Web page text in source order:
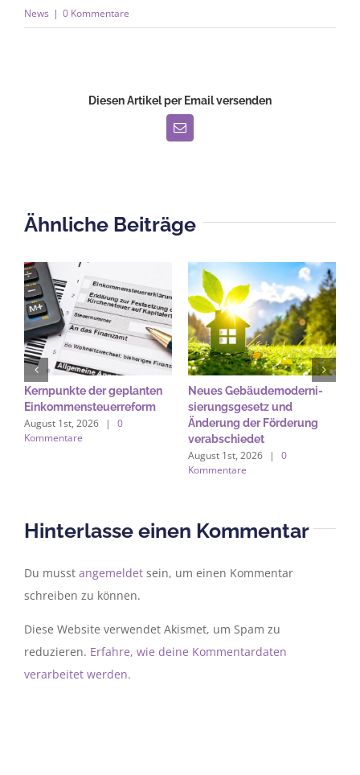
News | 0 Kommentare
Diesen Artikel per Email versenden
E-
Mail
Ähnliche Beiträge
Kernpunkte der geplanten
Einkommensteuerreform
August 1st, 2026 |
0
Kommentare
Neues Gebäude­moderni­
sierungs­gesetz und
Änderung der Förderung
verabschiedet
August 1st, 2026 |
0
Kommentare
Hinterlasse einen Kommentar
Du musst angemeldet sein, um einen Kommentar
schreiben zu können.
Diese Website verwendet Akismet, um Spam zu
reduzieren. Erfahre, wie deine Kommentardaten
verarbeitet werden.